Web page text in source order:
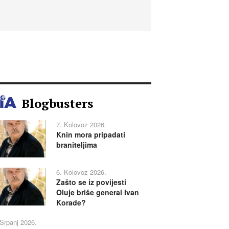
Blogbusters
7. Kolovoz 2026.
Knin mora pripadati
braniteljima
6. Kolovoz 2026.
Zašto se iz povijesti
Oluje briše general Ivan
Korade?
2026.